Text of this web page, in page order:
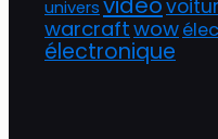
univers
warcraftwow
électronique